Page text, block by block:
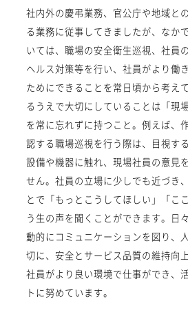
社内外の慶弔業務、官公庁や地域と
る業務に従事してきましたが、なか
いては、職場の安全衛生巡視、社員
ヘルス対策等を行い、社員がより働
ためにできることを常日頃から考え
るうえで大切にしていることは「現
を常に忘れずに持つこと。例えば、
認する職場巡視を行う際は、目視す
設備や機器に触れ、現場社員の意見
せん。社員の立場に少しでも近づき
とで「もっとこうしてほしい」「こ
う生の声を聞くことができます。日
動的にコミュニケーションを図り、
切に、安全とサービス品質の維持向
社員がより良い環境で仕事ができ、
トに努めています。